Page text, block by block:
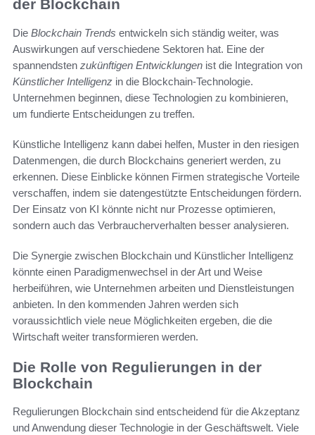
der Blockchain
Die Blockchain Trends entwickeln sich ständig weiter, was
Auswirkungen auf verschiedene Sektoren hat. Eine der
spannendsten zukünftigen Entwicklungen ist die Integration von
Künstlicher Intelligenz in die Blockchain-Technologie.
Unternehmen beginnen, diese Technologien zu kombinieren,
um fundierte Entscheidungen zu treffen.
Künstliche Intelligenz kann dabei helfen, Muster in den riesigen
Datenmengen, die durch Blockchains generiert werden, zu
erkennen. Diese Einblicke können Firmen strategische Vorteile
verschaffen, indem sie datengestützte Entscheidungen fördern.
Der Einsatz von KI könnte nicht nur Prozesse optimieren,
sondern auch das Verbraucherverhalten besser analysieren.
Die Synergie zwischen Blockchain und Künstlicher Intelligenz
könnte einen Paradigmenwechsel in der Art und Weise
herbeiführen, wie Unternehmen arbeiten und Dienstleistungen
anbieten. In den kommenden Jahren werden sich
voraussichtlich viele neue Möglichkeiten ergeben, die die
Wirtschaft weiter transformieren werden.
Die Rolle von Regulierungen in der
Blockchain
Regulierungen Blockchain sind entscheidend für die Akzeptanz
und Anwendung dieser Technologie in der Geschäftswelt. Viele